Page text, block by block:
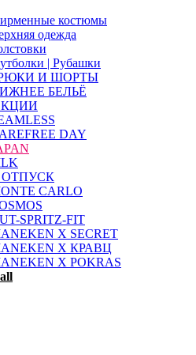
костюмы
одежда
| Рубашки
И ШОРТЫ
БЕЛЬЁ
DAY
ОТПУСК
CARLO
SPRITZ-FIT
X SECRET
X КРАВЦ
X POKRAS